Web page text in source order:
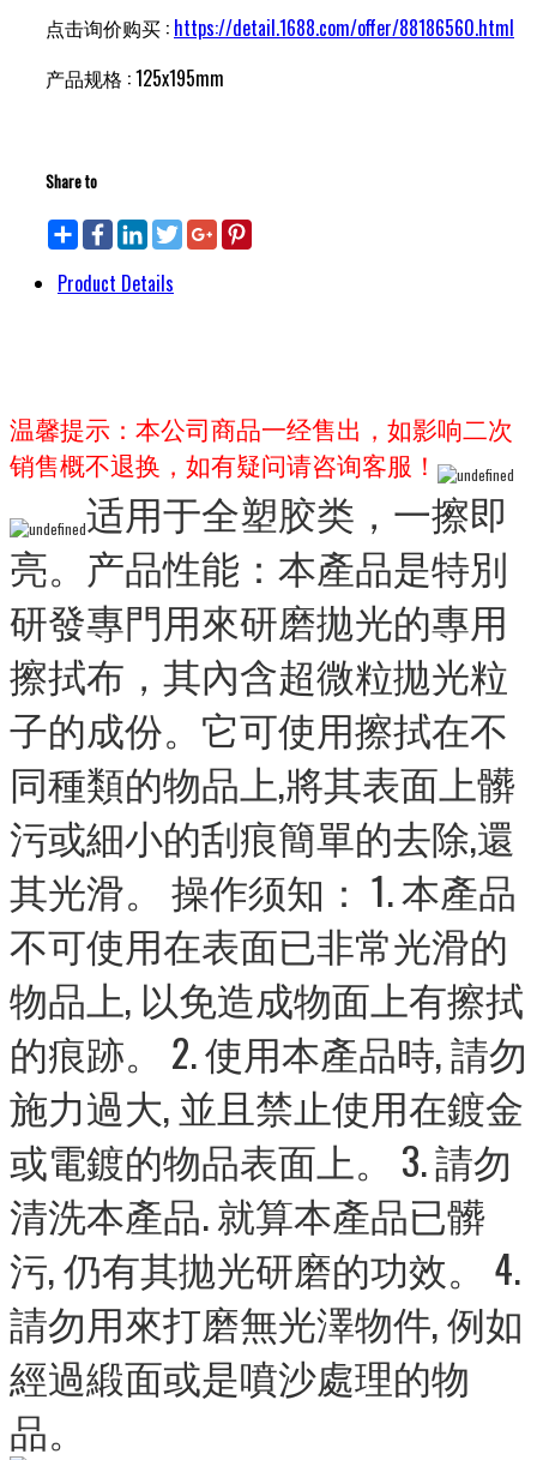
点击询价购买 : https://detail.1688.com/offer/88186560.html
产品规格 : 125x195mm
Share to
ShareFacebookLinkedInTwitterGoogle+
Product Details
温馨提示：本公司商品一经售出，如影响二次
销售概不退换，如有疑问请咨询客服！
适用于全塑胶类，一擦即
亮。产品性能：本產品是特別
研發專門用來研磨拋光的專用
擦拭布，其內含超微粒拋光粒
子的成份。它可使用擦拭在不
同種類的物品上,將其表面上髒
污或細小的刮痕簡單的去除,還
其光滑。 操作须知： 1. 本產品
不可使用在表面已非常光滑的
物品上, 以免造成物面上有擦拭
的痕跡。 2. 使用本產品時, 請勿
施力過大, 並且禁止使用在鍍金
或電鍍的物品表面上。 3. 請勿
清洗本產品. 就算本產品已髒
污, 仍有其拋光研磨的功效。 4.
請勿用來打磨無光澤物件, 例如
經過緞面或是噴沙處理的物
品。